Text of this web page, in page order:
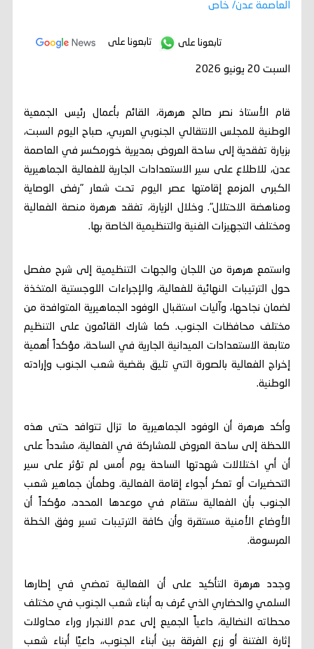
العاصمة عدن/ خاص
تابعونا على تابعونا على
السبت 20 يونيو 2026
قام الأستاذ نصر صالح هرهرة، القائم بأعمال رئيس الجمعية
الوطنية للمجلس الانتقالي الجنوبي العربي، صباح اليوم السبت،
بزيارة تفقدية إلى ساحة العروض بمديرية خورمكسر في العاصمة
عدن، للاطلاع على سير الاستعدادات الجارية للفعالية الجماهيرية
الكبرى المزمع إقامتها عصر اليوم تحت شعار "رفض الوصاية
ومناهضة الاحتلال". وخلال الزيارة، تفقد هرهرة منصة الفعالية
ومختلف التجهيزات الفنية والتنظيمية الخاصة بها.
واستمع هرهرة من اللجان والجهات التنظيمية إلى شرح مفصل
حول الترتيبات النهائية للفعالية، والإجراءات اللوجستية المتخذة
لضمان نجاحها، وآليات استقبال الوفود الجماهيرية المتوافدة من
مختلف محافظات الجنوب. كما شارك القائمون على التنظيم
متابعة الاستعدادات الميدانية الجارية في الساحة، مؤكداً أهمية
إخراج الفعالية بالصورة التي تليق بقضية شعب الجنوب وإرادته
الوطنية.
وأكد هرهرة أن الوفود الجماهيرية ما تزال تتوافد حتى هذه
اللحظة إلى ساحة العروض للمشاركة في الفعالية، مشدداً على
أن أي اختلالات شهدتها الساحة يوم أمس لم تؤثر على سير
التحضيرات أو تعكر أجواء إقامة الفعالية. وطمأن جماهير شعب
الجنوب بأن الفعالية ستقام في موعدها المحدد، مؤكداً أن
الأوضاع الأمنية مستقرة وأن كافة الترتيبات تسير وفق الخطة
المرسومة.
وجدد هرهرة التأكيد على أن الفعالية تمضي في إطارها
السلمي والحضاري الذي عُرف به أبناء شعب الجنوب في مختلف
محطاته النضالية، داعياً الجميع إلى عدم الانجرار وراء محاولات
إثارة الفتنة أو زرع الفرقة بين أبناء الجنوب،، داعيًا أبناء شعب